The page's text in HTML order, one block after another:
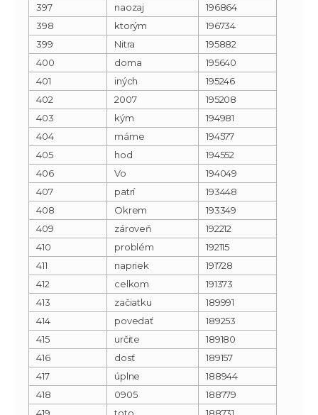
397
naozaj
196864
398
ktorým
196734
399
Nitra
195882
400
doma
195640
401
iných
195246
402
2007
195208
403
kým
194981
404
máme
194577
405
hod
194552
406
Vo
194049
407
patrí
193448
408
Okrem
193349
409
zároveň
192212
410
problém
192115
411
napriek
191728
412
celkom
191373
413
začiatku
189991
414
povedať
189253
415
určite
189180
416
dosť
189157
417
úplne
188944
418
0905
188779
419
toto 188731